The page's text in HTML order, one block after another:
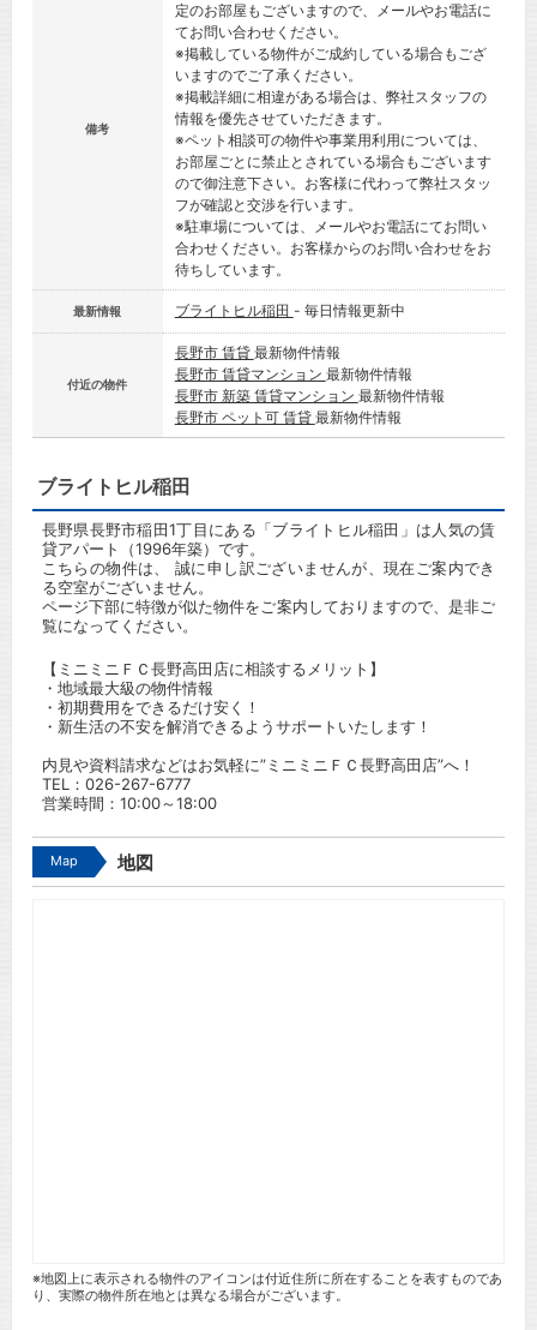
備考
定のお部屋もございますので、メールやお電話に
てお問い合わせください。
※掲載している物件がご成約している場合もござ
いますのでご了承ください。
※掲載詳細に相違がある場合は、弊社スタッフの
情報を優先させていただきます。
※ペット相談可の物件や事業用利用については、
お部屋ごとに禁止とされている場合もございます
ので御注意下さい。お客様に代わって弊社スタッ
フが確認と交渉を行います。
※駐車場については、メールやお電話にてお問い
合わせください。お客様からのお問い合わせをお
待ちしています。
最新情報 ブライトヒル稲田 - 毎日情報更新中
付近の物件
長野市 賃貸 最新物件情報
長野市 賃貸マンション 最新物件情報
長野市 新築 賃貸マンション 最新物件情報
長野市 ペット可 賃貸 最新物件情報
ブライトヒル稲田
長野県長野市稲田1丁目にある「ブライトヒル稲田」は人気の賃
貸アパート（1996年築）です。
こちらの物件は、 誠に申し訳ございませんが、現在ご案内でき
る空室がございません。
ページ下部に特徴が似た物件をご案内しておりますので、是非ご
覧になってください。
【ミニミニＦＣ長野高田店に相談するメリット】
・地域最大級の物件情報
・初期費用をできるだけ安く！
・新生活の不安を解消できるようサポートいたします！
内見や資料請求などはお気軽に”ミニミニＦＣ長野高田店”へ！
TEL： 026-267-6777
営業時間：10:00～18:00
Map 地図
※地図上に表示される物件のアイコンは付近住所に所在することを表すものであ
り、実際の物件所在地とは異なる場合がございます。